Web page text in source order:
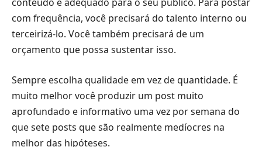
com frequência, você precisará do talento interno ou
terceirizá-lo. Você também precisará de um
orçamento que possa sustentar isso.
Sempre escolha qualidade em vez de quantidade. É
muito melhor você produzir um post muito
aprofundado e informativo uma vez por semana do
que sete posts que são realmente medíocres na
melhor das hipóteses.